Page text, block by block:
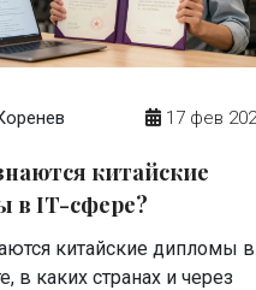
17 фев
китайские
в IT-сфере?
китайские дипломы в
в каких странах и через